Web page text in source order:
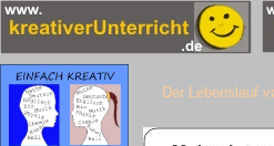
Der Lebenslauf